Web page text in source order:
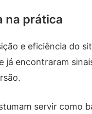
na prática
e eficiência do
já encontraram
servir como